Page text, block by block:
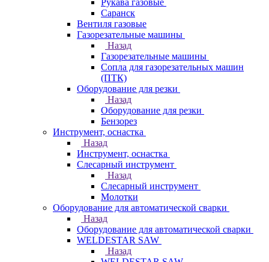
Рукава газовые
Саранск
Вентиля газовые
Газорезательные машины
Назад
Газорезательные машины
Сопла для газорезательных машин
(ПТК)
Оборудование для резки
Назад
Оборудование для резки
Бензорез
Инструмент, оснастка
Назад
Инструмент, оснастка
Слесарный инструмент
Назад
Слесарный инструмент
Молотки
Оборудование для автоматической сварки
Назад
Оборудование для автоматической сварки
WELDESTAR SAW
Назад